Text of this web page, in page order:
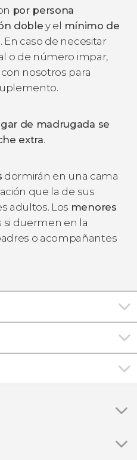
por persona
doble y el mínimo de
En caso de necesitar
o de número impar,
nosotros para
de madrugada se
extra.
dormirán en una cama
que la de sus
adultos. Los menores
si duermen en la
o acompañantes